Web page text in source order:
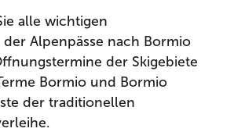
alle wichtigen
Alpenpässe nach Bormio
der Skigebiete
Bormio und Bormio
der traditionellen